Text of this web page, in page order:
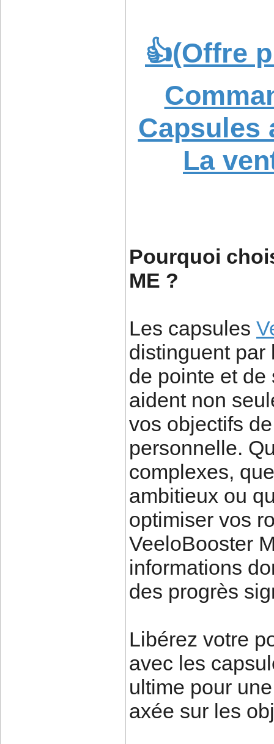
👍(Offre
La
Pourquoi
ME ?
Les capsules
distinguent par
de pointe et
aident non
vos objectifs
personnelle.
complexes,
ambitieux ou
optimiser vos
VeeloBooster
informations
des progrès
Libérez votre
avec les
ultime pour
axée sur les